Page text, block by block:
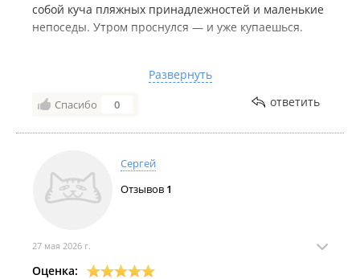
собой куча пляжных принадлежностей и маленькие
непоседы. Утром проснулся — и уже купаешься.
небольшая и действительно ориентирована на
семьи: нет шумных компаний до утра, есть детская
площадка, зелено и чисто.
Комментарий:Обязательно приедем ещё к
удобство, близость к морю и спокойный семейный
отдых.
Развернуть
Спасибо 0 ответить
Сергей
Отзывов 1
27 мая 2026 г.
Оценка: